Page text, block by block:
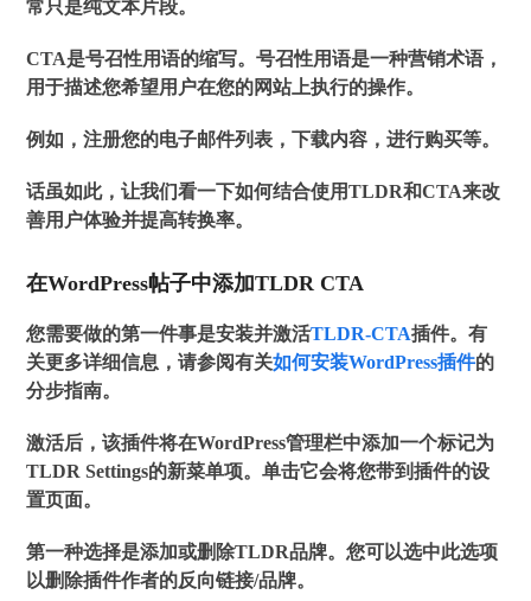
常只是纯文本片段。
CTA是号召性用语的缩写。号召性用语是一种营销术语，
用于描述您希望用户在您的网站上执行的操作。
例如，注册您的电子邮件列表，下载内容，进行购买等。
话虽如此，让我们看一下如何结合使用TLDR和CTA来改
善用户体验并提高转换率。
在WordPress帖子中添加TLDR CTA
您需要做的第一件事是安装并激活TLDR-CTA插件。有
关更多详细信息，请参阅有关如何安装WordPress插件的
分步指南。
激活后，该插件将在WordPress管理栏中添加一个标记为
TLDR Settings的新菜单项。单击它会将您带到插件的设
置页面。
第一种选择是添加或删除TLDR品牌。您可以选中此选项
以删除插件作者的反向链接/品牌。